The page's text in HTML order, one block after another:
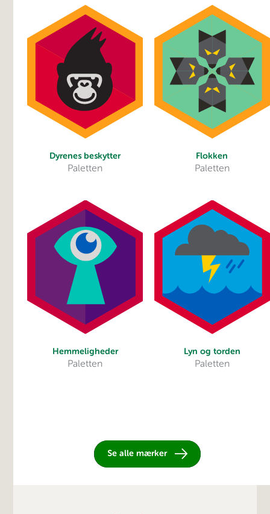
Dyrenes beskytter
Paletten
Flokken
Paletten
Hemmeligheder
Paletten
Lyn og torden
Paletten
Se alle mærker